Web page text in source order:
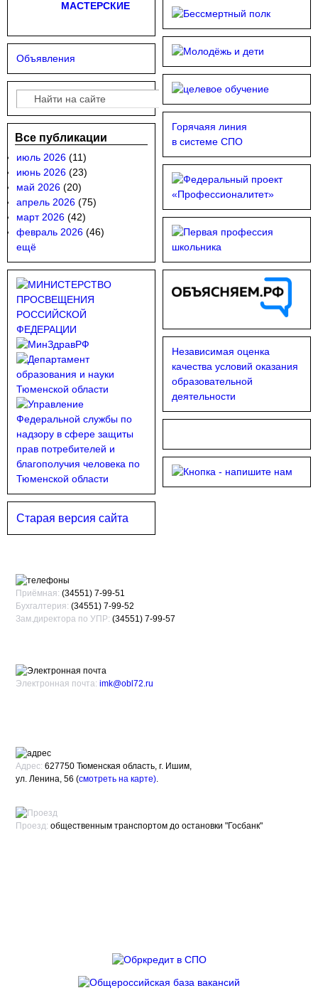
МАСТЕРСКИЕ
Объявления
Форма поиска
Поиск
Все публикации
июль 2026 (11)
июнь 2026 (23)
май 2026 (20)
апрель 2026 (75)
март 2026 (42)
февраль 2026 (46)
ещё
Старая версия сайта
Горячаяя линия
в системе СПО
Независимая оценка
качества условий оказания
образовательной
деятельности
Приёмная: (34551) 7-99-51
Бухгалтерия: (34551) 7-99-52
Зам.директора по УПР: (34551) 7-99-57
Электронная почта: imk@obl72.ru
Адрес: 627750 Тюменская область, г. Ишим,
ул. Ленина, 56 (смотреть на карте).
Проезд: общественным транспортом до остановки "Госбанк"